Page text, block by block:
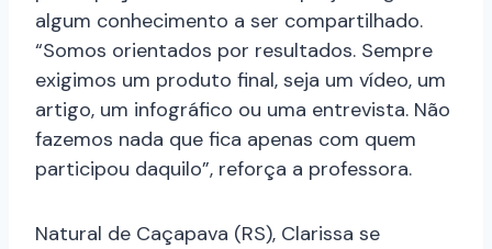
algum conhecimento a ser compartilhado.
“Somos orientados por resultados. Sempre
exigimos um produto final, seja um vídeo, um
artigo, um infográfico ou uma entrevista. Não
fazemos nada que fica apenas com quem
participou daquilo”, reforça a professora.
Natural de Caçapava (RS), Clarissa se